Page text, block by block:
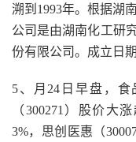
溯到1993年。根据湖
公司是由湖南化工研
份有限公司。成立日期
5、月24日早盘，
（300271）股价大
3%，思创医惠（